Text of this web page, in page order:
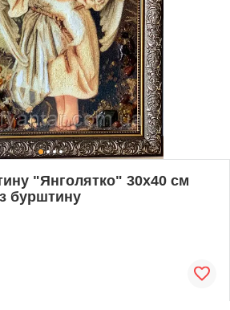
"Янголятко" 30x40 см
бурштину